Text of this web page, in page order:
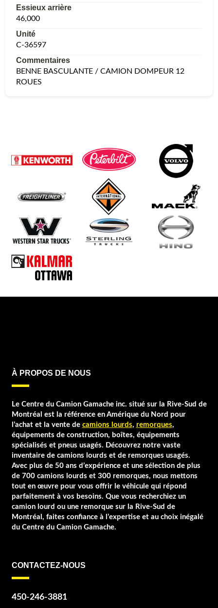
Essieux arrière
46,000
Unité
C-36597
Commentaires
BENNE BASCULANTE / CAMION DOMPEUR 12
ROUES
À PROPOS DE NOUS
Le Centre du Camion Gamache inc. situé sur la Rive-Sud de
Montréal est la référence en Amérique du Nord pour
l’achat et la vente de camions lourds, remorques,
équipements de construction, boîtes, équipements
spécialisés et pneus usagés. Découvrez notre vaste
inventaire de camions lourds et de remorques usagés.
Avec plus de 50 ans d’expérience et une sélection de plus
de 700 camions lourds et 300 remorques, nous mettons
tout en œuvre pour vous offrir le véhicule qui répond
parfaitement à vos besoins. Que vous recherchiez un
camion lourd ou une remorque sur la Rive-Sud de
Montréal, faites confiance à l’expertise et au choix inégalé
du Centre du Camion Gamache.
CONTACTEZ-NOUS
450-246-3881